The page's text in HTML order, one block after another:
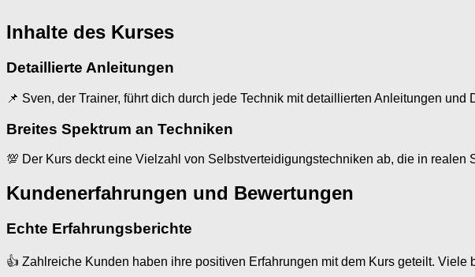
Inhalte des Kurses
Detaillierte Anleitungen
📌 Sven, der Trainer, führt dich durch jede Technik mit detaillierten Anleitungen
Breites Spektrum an Techniken
💯 Der Kurs deckt eine Vielzahl von Selbstverteidigungstechniken ab, die in realen
Kundenerfahrungen und Bewertungen
Echte Erfahrungsberichte
👍 Zahlreiche Kunden haben ihre positiven Erfahrungen mit dem Kurs geteilt.